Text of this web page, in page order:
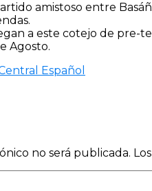
amistoso entre
a este cotejo de pre-
Agosto.
Español
no será publicada.